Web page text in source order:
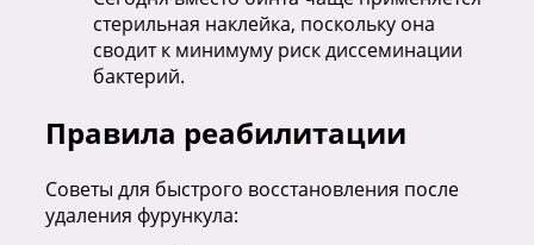
стерильная наклейка, поскольку она
сводит к минимуму риск диссеминации
бактерий.
Правила реабилитации
Советы для быстрого восстановления после
удаления фурункула: